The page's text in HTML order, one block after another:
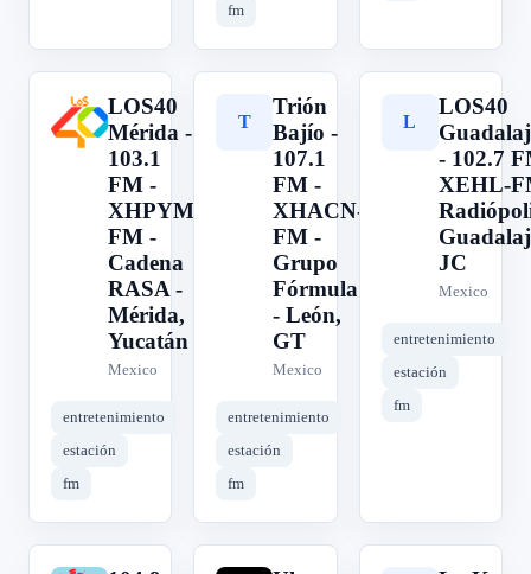
fm
L
LOS40
Mérida -
103.1
FM -
XHPYM-
FM -
Cadena
RASA -
Mérida,
Yucatán
Mexico
entretenimiento
estación
fm
T
Trión
Bajío -
107.1
FM -
XHACN-
FM -
Grupo
Fórmula
- León,
GT
Mexico
entretenimiento
estación
fm
L
LOS40
- 102.7
XEHL-
JC
Mexico
entretenimiento
estación
fm